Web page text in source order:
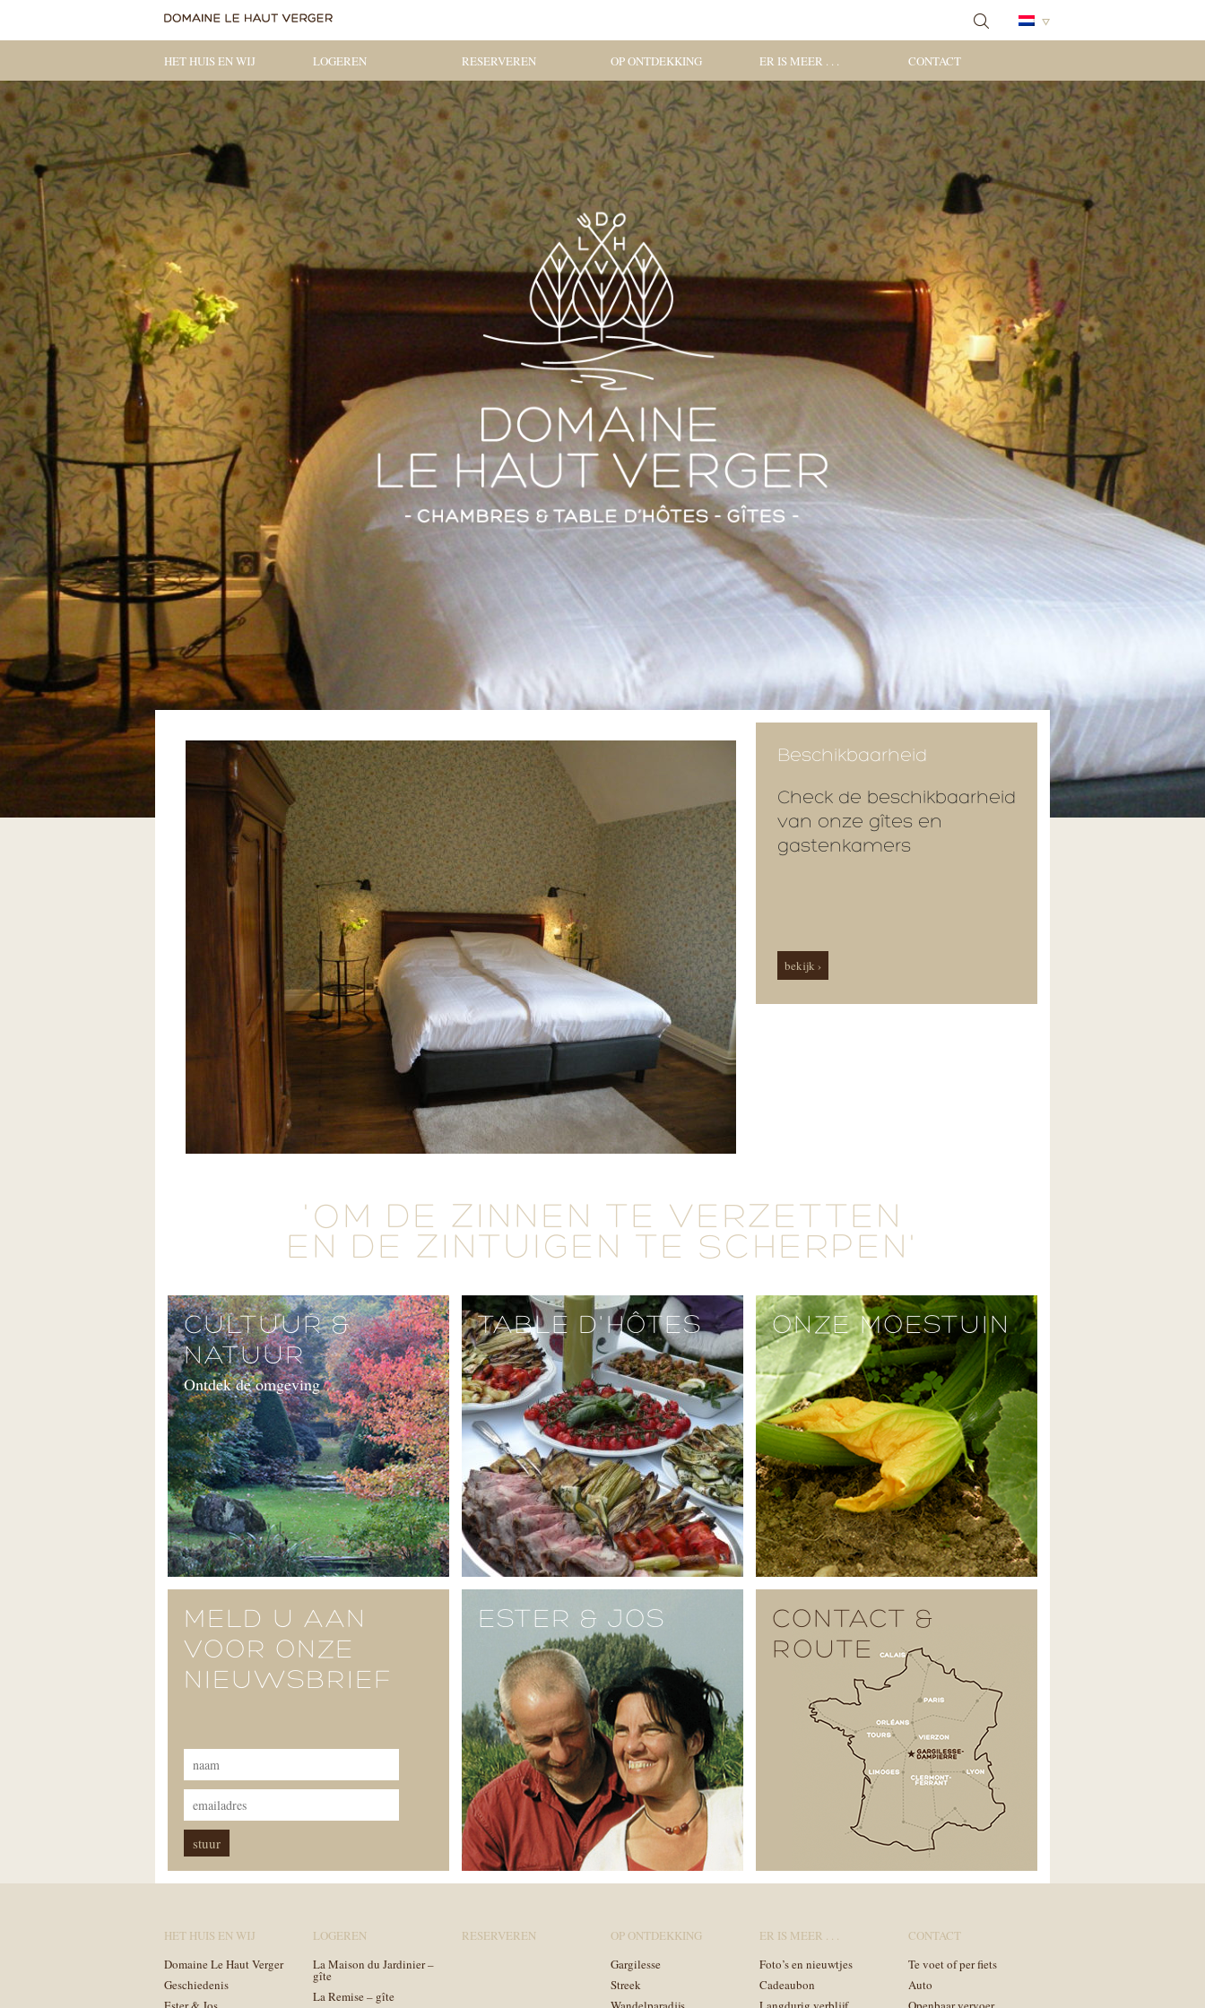
HET HUIS EN WIJ LOGEREN RESERVEREN OP ONTDEKKING ER IS MEER . . . CONTACT
Beschikbaarheid
Check de beschikbaarheid
van onze gîtes en
gastenkamers
bekijk ›
'OM DE ZINNEN TE VERZETTEN
EN DE ZINTUIGEN TE SCHERPEN'
CULTUUR &
NATUUR
Ontdek de omgeving
TABLE D'HÔTES ONZE MOESTUIN
MELD U AAN
VOOR ONZE
NIEUWSBRIEF
ESTER & JOS
CONTACT &
ROUTE
HET HUIS EN WIJ
Domaine Le Haut Verger
Geschiedenis
LOGEREN
La Maison du Jardinier –
gîte
La Remise – gîte
RESERVEREN
OP ONTDEKKING
Gargilesse
Streek
ER IS MEER . . .
Foto’s en nieuwtjes
Cadeaubon
CONTACT
Te voet of per fiets
Auto